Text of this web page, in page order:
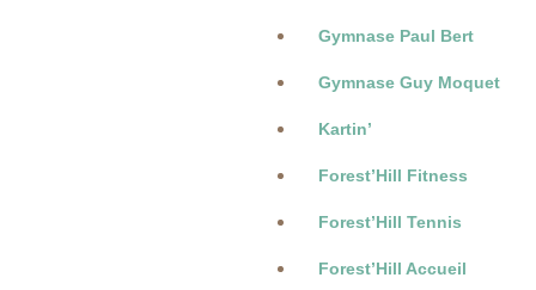
Gymnase Paul Bert
Gymnase Guy Moquet
Kartin’
Forest’Hill Fitness
Forest’Hill Tennis
Forest’Hill Accueil